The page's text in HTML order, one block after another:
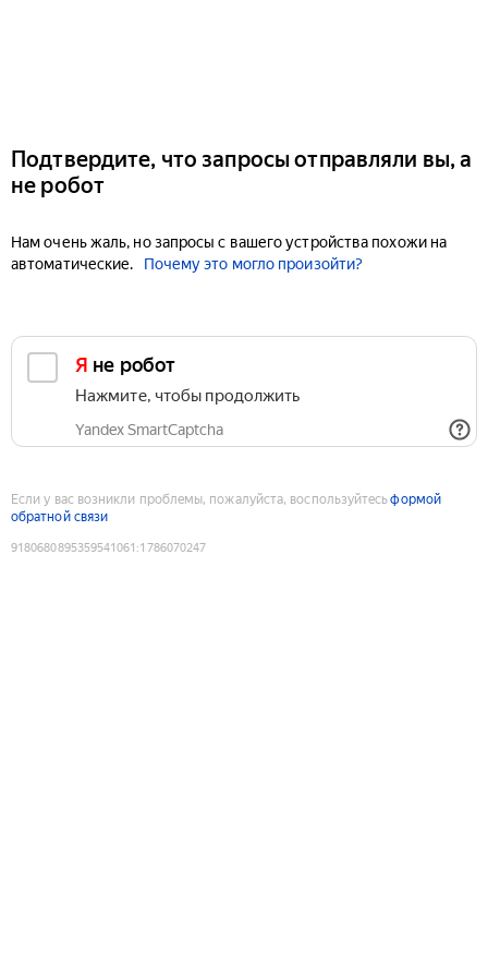
Подтвердите, что запросы отправляли вы, а
не робот
Нам очень жаль, но запросы с вашего устройства похожи на
автоматические.
Почему это могло произойти?
Я не робот
Нажмите, чтобы продолжить
Yandex SmartCaptcha
Если у вас возникли проблемы, пожалуйста, воспользуйтесьформой
обратной связи
9180680895359541061 :1786070247